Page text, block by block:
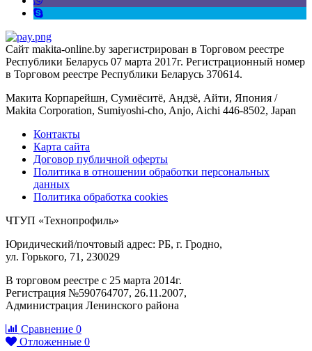
Сайт makita-online.by зарегистрирован в Торговом реестре
Республики Беларусь 07 марта 2017г. Регистрационный номер
в Торговом реестре Республики Беларусь 370614.
Макита Корпарейшн, Сумиёситё, Андзё, Айти, Япония /
Makita Corporation, Sumiyoshi-cho, Anjo, Aichi 446-8502, Japan
Контакты
Карта сайта
Договор публичной оферты
Политика в отношении обработки персональных
данных
Политика обработка cookies
ЧТУП «Технопрофиль»
Юридический/почтовый адрес: РБ, г. Гродно,
ул. Горького, 71, 230029
В торговом реестре с 25 марта 2014г.
Регистрация №590764707, 26.11.2007,
Администрация Ленинского района
Сравнение 0
Отложенные 0